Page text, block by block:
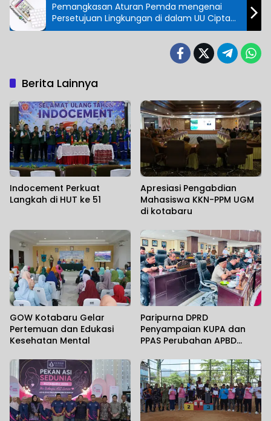
Pemangkasan Aturan Pemda mengenai
Persetujuan Lingkungan di dalam UU Cipta
Kerja
Berita Lainnya
Indocement Perkuat
Langkah di HUT ke 51
Apresiasi Pengabdian
Mahasiswa KKN-PPM UGM
di kotabaru
GOW Kotabaru Gelar
Pertemuan dan Edukasi
Kesehatan Mental
Paripurna DPRD
Penyampaian KUPA dan
PPAS Perubahan APBD